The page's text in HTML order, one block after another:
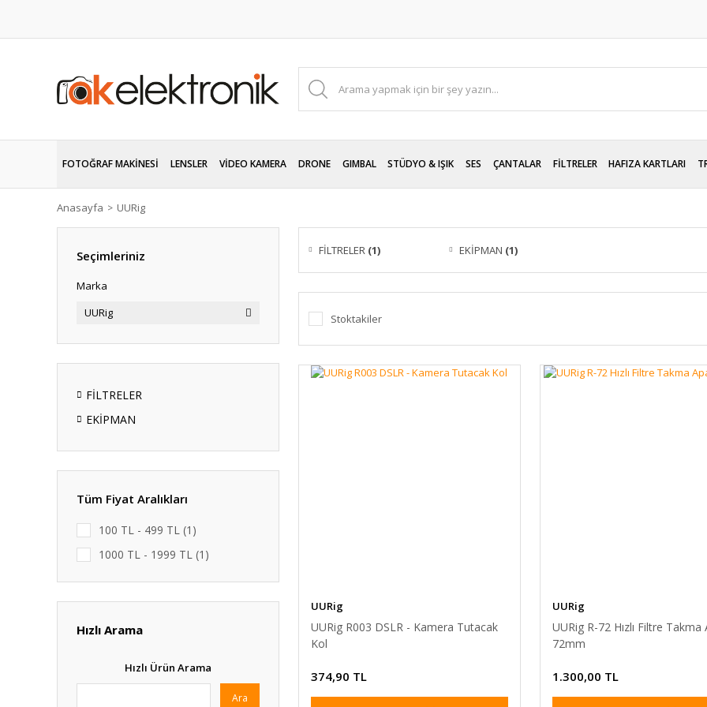
FOTOĞRAF MAKİNESİ LENSLER VİDEO KAMERA DRONE GIMBAL STÜDYO & IŞIK SES ÇANTALAR FİLTRELER HAFIZA KARTLARI
Anasayfa UURig
Seçimleriniz
Marka
UURig
FİLTRELER
EKİPMAN
Tüm Fiyat Aralıkları
100 TL - 499 TL (1)
1000 TL - 1999 TL (1)
Hızlı Arama
Hızlı Ürün Arama
Ara
FİLTRELER (1) EKİPMAN (1)
Stoktakiler
UURig
UURig R003 DSLR - Kamera Tutacak
Kol
374,90 TL
UURig
UURig R-72 Hızlı Filtre Takma
72mm
1.300,00 TL